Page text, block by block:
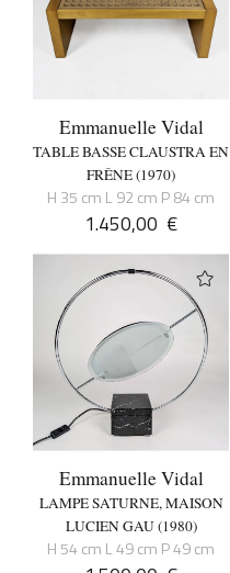
Emmanuelle Vidal
TABLE BASSE CLAUSTRA EN
FRÊNE (1970)
H 35 cm L 92 cm P 84 cm
1.450,00 €
Emmanuelle Vidal
LAMPE SATURNE, MAISON
LUCIEN GAU (1980)
H 54 cm L 49 cm P 49 cm